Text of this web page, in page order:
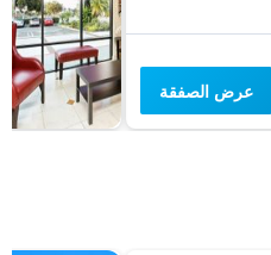
عرض الصفقة